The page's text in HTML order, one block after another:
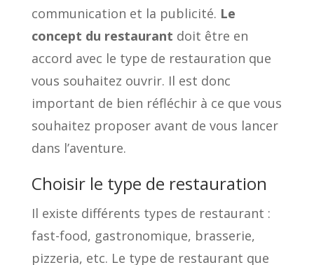
communication et la publicité. Le
concept du restaurant doit être en
accord avec le type de restauration que
vous souhaitez ouvrir. Il est donc
important de bien réfléchir à ce que vous
souhaitez proposer avant de vous lancer
dans l’aventure.
Choisir le type de restauration
Il existe différents types de restaurant :
fast-food, gastronomique, brasserie,
pizzeria, etc. Le type de restaurant que